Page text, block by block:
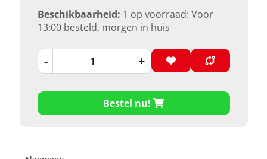
Beschikbaarheid: 1 op voorraad: Voor
13:00 besteld, morgen in huis
- +
Bestel nu!